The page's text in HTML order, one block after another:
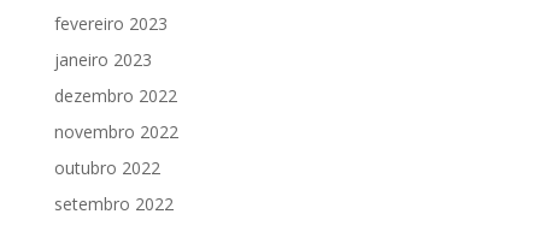
fevereiro 2023
janeiro 2023
dezembro 2022
novembro 2022
outubro 2022
setembro 2022